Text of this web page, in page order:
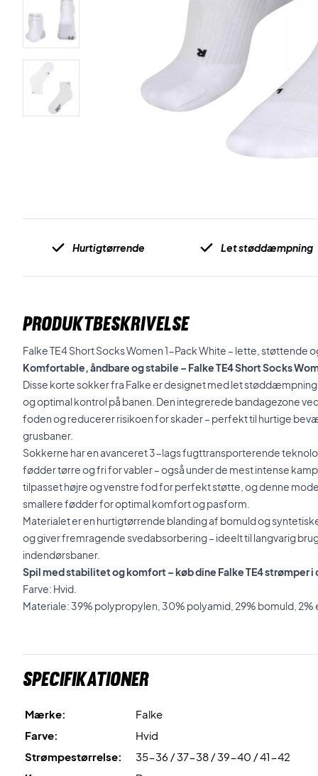
Hurtigtørrende Let støddæmpning
PRODUKTBESKRIVELSE
Falke TE4 Short Socks Women 1-Pack White – lette, støttende
Komfortable, åndbare og stabile – Falke TE4 Short Socks
Disse korte sokker fra Falke er designet med let
og optimal kontrol på banen. Den integrerede bandagezone
foden og reducerer risikoen for skader – perfekt til hurtige
grusbaner.
Sokkerne har en avanceret 3-lags fugttransporterende
fødder tørre og fri for vabler – også under de mest intense
tilpasset højre og venstre fod for perfekt støtte, og denne
smallere fødder for optimal komfort og pasform.
Materialet er en hurtigtørrende blanding af bomuld og
og giver fremragende svedabsorbering – ideelt til langvarig
indendørsbaner.
Spil med stabilitet og komfort – køb dine Falke TE4 strømper i
Farve: Hvid.
Materiale: 39% polypropylen, 30% polyamid, 29% bomuld, 2%
Specifikationer
Mærke:
Falke
Farve:
Hvid
Strømpestørrelse:
35-36 / 37-38 / 39-40 / 41-42